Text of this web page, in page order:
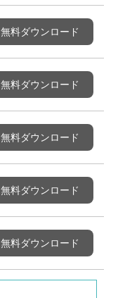
無料ダウンロード
無料ダウンロード
無料ダウンロード
無料ダウンロード
無料ダウンロード